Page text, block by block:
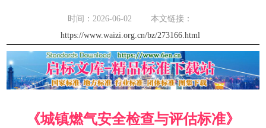
时间：2026-06-02 本文链接：
https://www.waizi.org.cn/bz/273166.html
《城镇燃气安全检查与评估标准》